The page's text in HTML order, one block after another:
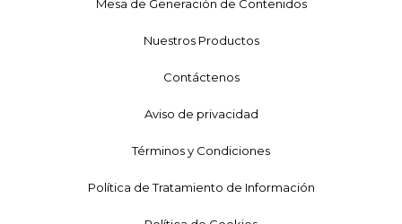
Mesa de Generación de Contenidos
Nuestros Productos
Contáctenos
Aviso de privacidad
Términos y Condiciones
Política de Tratamiento de Información